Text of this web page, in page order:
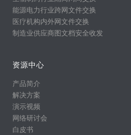
能源电力行业跨网文件交换
医疗机构内外网文件交换
制造业供应商图文档安全收发
资源中心
产品简介
解决方案
演示视频
网络研讨会
白皮书